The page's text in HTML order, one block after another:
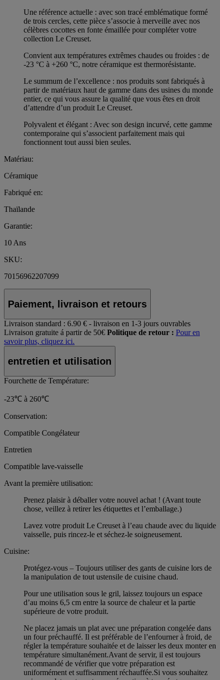
Une référence actuelle : avec son tracé emblématique formé
de trois cercles, cette pièce s’associe à merveille avec nos
célèbres cocottes en fonte émaillée pour compléter votre
collection Le Creuset.
Convient aux températures extrêmes chaudes ou froides : de
-23 °C à +260 °C, notre céramique est thermorésistante.
Le summum de l’excellence : nos produits sont fabriqués à
partir de matériaux haut de gamme dans des usines du monde
entier, ce qui vous assure la qualité que vous êtes en droit
d’attendre d’un produit Le Creuset.
Polyvalent et élégant : Avec son design incurvé, cette gamme
contemporaine qui s’associent parfaitement mais qui
fonctionnent tout aussi bien seules.
Matériau:
Céramique
Fabriqué en:
Thaïlande
Garantie:
10 Ans
SKU:
70156962207099
Paiement, livraison et retours
Livraison standard : 6.90 € - livraison en 1-3 jours ouvrables
Livraison gratuite á partir de 50€ Politique de retour : Pour en
savoir plus, cliquez ici.
entretien et utilisation
Fourchette de Température:
-23℃ à 260℃
Conservation:
Compatible Congélateur
Entretien
Compatible lave-vaisselle
Avant la première utilisation:
Prenez plaisir à déballer votre nouvel achat ! (Avant toute
chose, veillez à retirer les étiquettes et l’emballage.)
Lavez votre produit Le Creuset à l’eau chaude avec du liquide
vaisselle, puis rincez-le et séchez-le soigneusement.
Cuisine:
Protégez-vous – Toujours utiliser des gants de cuisine lors de
la manipulation de tout ustensile de cuisine chaud.
Pour une utilisation sous le gril, laissez toujours un espace
d’au moins 6,5 cm entre la source de chaleur et la partie
supérieure de votre produit.
Ne placez jamais un plat avec une préparation congelée dans
un four préchauffé. Il est préférable de l’enfourner à froid, de
régler la température souhaitée et de laisser les deux monter en
température simultanément.Avant de servir, il est toujours
recommandé de vérifier que votre préparation est
uniformément et suffisamment réchauffée.Si vous souhaitez